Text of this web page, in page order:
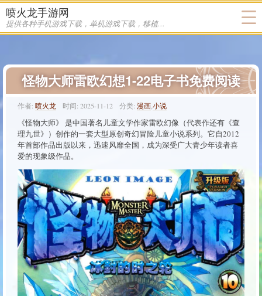
喷火龙手游网
提供各种手机游戏下载，单机游戏下载，移植游戏下载
怪物大师雷欧幻想1-22电子书免费阅读
作者: 喷火龙 时间: 2025-11-12 分类: 漫画小说
《怪物大师》 是中国著名儿童文学作家雷欧幻像（代表作还有《查
理九世》）创作的一套大型原创奇幻冒险儿童小说系列。它自2012
年首部作品出版以来，迅速风靡全国，成为深受广大青少年读者喜
爱的现象级作品。